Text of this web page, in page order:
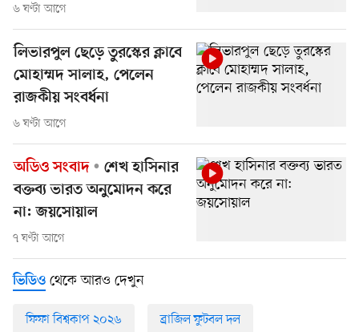
৬ ঘণ্টা আগে
লিভারপুল ছেড়ে তুরস্কের ক্লাবে
মোহাম্মদ সালাহ, পেলেন
রাজকীয় সংবর্ধনা
৬ ঘণ্টা আগে
অডিও সংবাদ
শেখ হাসিনার
বক্তব্য ভারত অনুমোদন করে
না: জয়সোয়াল
৭ ঘণ্টা আগে
ভিডিও থেকে আরও দেখুন
ফিফা বিশ্বকাপ ২০২৬ ব্রাজিল ফুটবল দল